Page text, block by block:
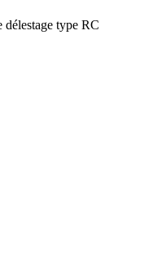
délestage type RC